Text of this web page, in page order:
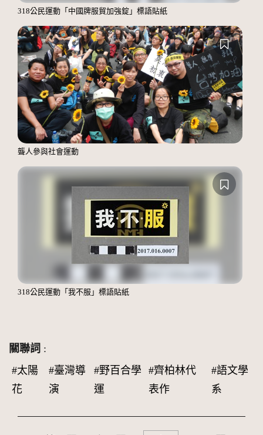
318公民運動「中國牌服貿加強錠」標語貼紙
聾人參與社會運動
318公民運動「我不服」標語貼紙
關聯詞 :
#太陽
花
#臺灣導
演
#野百合學
運
#齊柏林代
表作
#語文學
系